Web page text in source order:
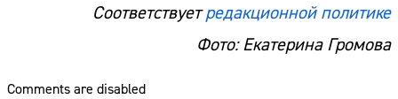
Соответствуетредакционной политике
Фото: Екатерина Громова
Comments are disabled